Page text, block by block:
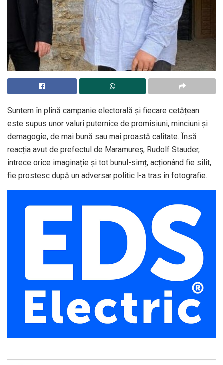
Suntem în plină campanie electorală și fiecare cetățean
este supus unor valuri puternice de promisiuni, minciuni și
demagogie, de mai bună sau mai proastă calitate. Însă
reacția avut de prefectul de Maramureș, Rudolf Stauder,
întrece orice imaginație și tot bunul-simț, acționând fie silit,
fie prostesc după un adversar politic l-a tras în fotografie.